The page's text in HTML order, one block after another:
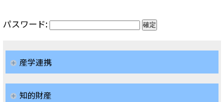
パスワード:
産学連携
知的財産